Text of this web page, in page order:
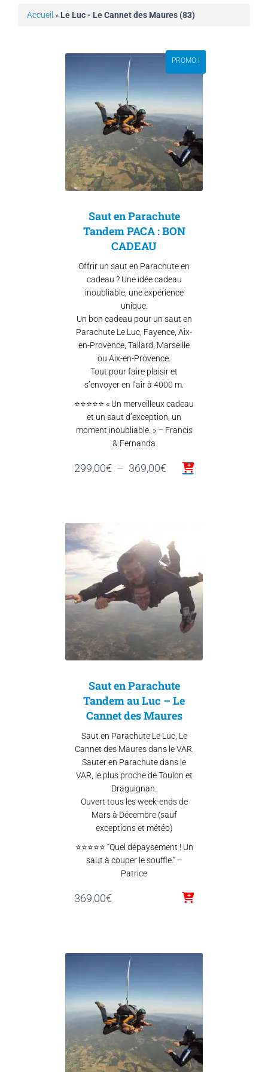
Accueil » Le Luc - Le Cannet des Maures (83)
PROMO !
Saut en Parachute
Tandem PACA : BON
CADEAU
Offrir un saut en Parachute en
cadeau ? Une idée cadeau
inoubliable, une expérience
unique.
Un bon cadeau pour un saut en
Parachute Le Luc, Fayence, Aix-
en-Provence, Tallard, Marseille
ou Aix-en-Provence.
Tout pour faire plaisir et
s’envoyer en l’air à 4000 m.
⭐⭐⭐⭐⭐ « Un merveilleux cadeau
et un saut d’exception, un
moment inoubliable. » – Francis
& Fernanda
299,00€ – 369,00€ Plage
Saut en Parachute
Tandem au Luc – Le
Cannet des Maures
Saut en Parachute Le Luc, Le
Cannet des Maures dans le VAR.
Sauter en Parachute dans le
VAR, le plus proche de Toulon et
Draguignan.
Ouvert tous les week-ends de
Mars à Décembre (sauf
exceptions et météo)
⭐⭐⭐⭐⭐ “Quel dépaysement ! Un
saut à couper le souffle.” –
Patrice
369,00€